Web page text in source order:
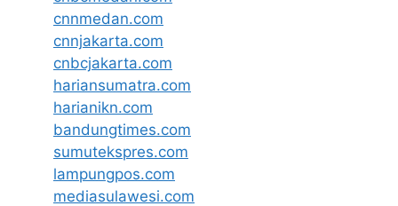
cnnmedan.com
cnnjakarta.com
cnbcjakarta.com
hariansumatra.com
harianikn.com
bandungtimes.com
sumutekspres.com
lampungpos.com
mediasulawesi.com